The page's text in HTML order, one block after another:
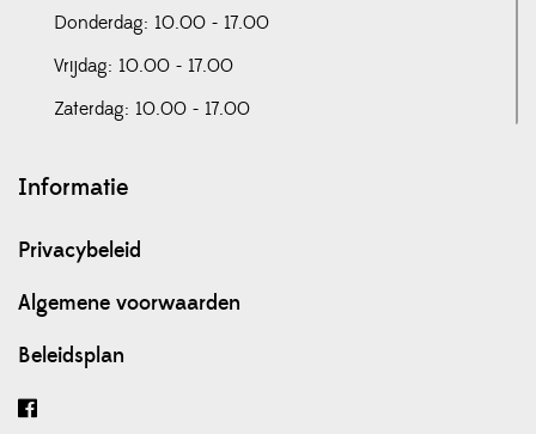
Donderdag: 10.00 - 17.00
Vrijdag: 10.00 - 17.00
Zaterdag: 10.00 - 17.00
Informatie
Privacybeleid
Algemene voorwaarden
Beleidsplan